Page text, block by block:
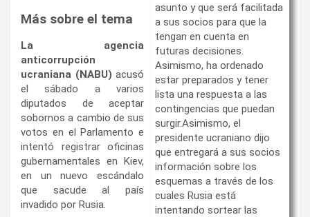
asunto y que será facilitada
a sus socios para que la
tengan en cuenta en
futuras decisiones.
Asimismo, ha ordenado
estar preparados y tener
lista una respuesta a las
contingencias que puedan
surgir.Asimismo, el
presidente ucraniano dijo
que entregará a sus socios
información sobre los
esquemas a través de los
cuales Rusia está
intentando sortear las
Más sobre el tema
La agencia
anticorrupción
ucraniana (NABU) acusó
el sábado a varios
diputados de aceptar
sobornos a cambio de sus
votos en el Parlamento e
intentó registrar oficinas
gubernamentales en Kiev,
en un nuevo escándalo
que sacude al país
invadido por Rusia.